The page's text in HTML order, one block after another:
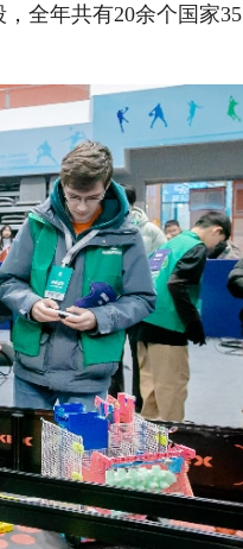
全年共有20余个国家35